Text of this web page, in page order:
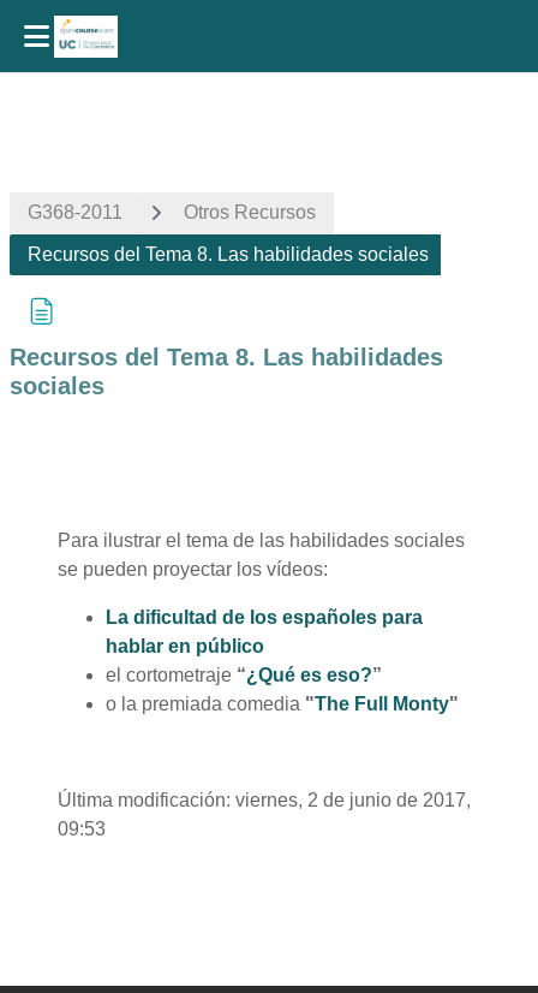
G368-2011 Otros Recursos
Recursos del Tema 8. Las habilidades sociales
Recursos del Tema 8. Las habilidades
sociales
Para ilustrar el tema de las habilidades sociales
se pueden proyectar los vídeos:
La dificultad de los españoles para
hablar en público
el cortometraje “¿Qué es eso?”
o la premiada comedia "The Full Monty"
Última modificación: viernes, 2 de junio de 2017,
09:53